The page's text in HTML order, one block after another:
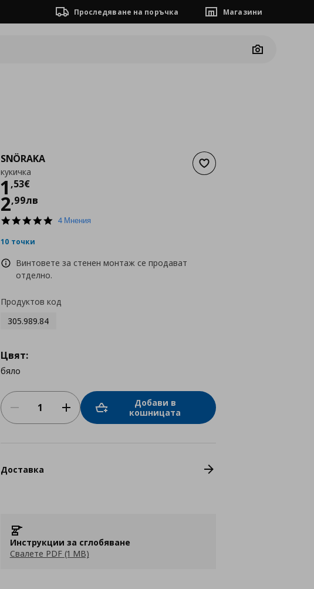
Проследяване на поръчка Магазини
Camera
Добави към списъка с
SNÖRAKA
кукичка
1 ,53€
Цена
2,99лв
5.04 Мнения
10 точки
Винтовете за стенен монтаж се продават
отделно.
Продуктов код
305.989.84
Цвят:
бяло
Добави в
кошницата
Доставка
Инструкции за сглобяване
Свалете PDF (1 MB)